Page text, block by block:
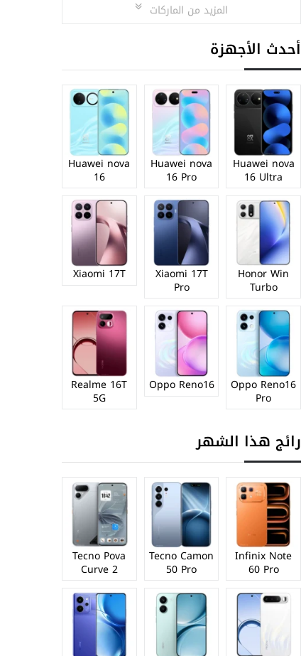
المزيد من الماركات
أحدث الأجهزة
Huawei nova
16 Ultra
Huawei nova
16 Pro
Huawei nova
16
Honor Win
Turbo
Xiaomi 17T
Pro
Xiaomi 17T
Oppo Reno16
Pro
Oppo Reno16
Realme 16T
5G
رائج هذا الشهر
Infinix Note
60 Pro
Tecno Camon
50 Pro
Tecno Pova
Curve 2